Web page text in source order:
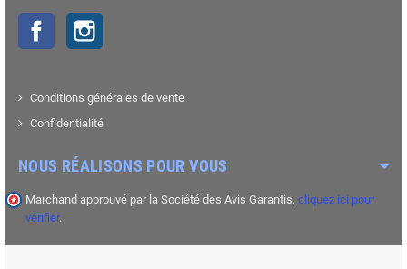
Facebook
Conditions générales de vente
Confidentialité
NOUS RÉALISONS POUR VOUS
Marchand approuvé par la Société des Avis Garantis, cliquez ici pour
vérifier.